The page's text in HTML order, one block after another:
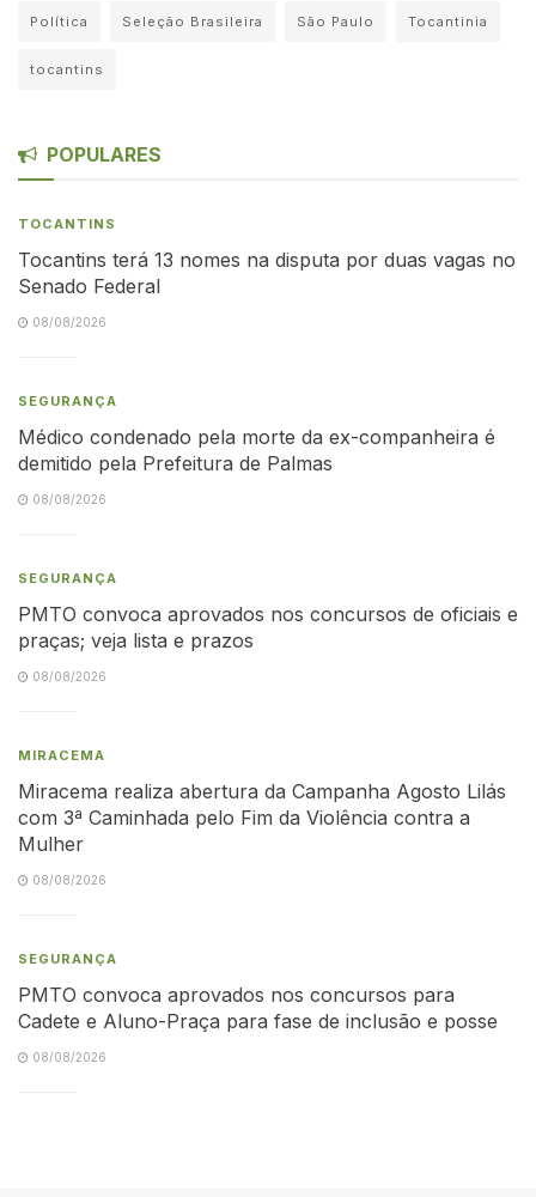
Política Seleção Brasileira São Paulo Tocantinia
tocantins
POPULARES
TOCANTINS
Tocantins terá 13 nomes na disputa por duas vagas no
Senado Federal
08/08/2026
SEGURANÇA
Médico condenado pela morte da ex-companheira é
demitido pela Prefeitura de Palmas
08/08/2026
SEGURANÇA
PMTO convoca aprovados nos concursos de oficiais e
praças; veja lista e prazos
08/08/2026
MIRACEMA
Miracema realiza abertura da Campanha Agosto Lilás
com 3ª Caminhada pelo Fim da Violência contra a
Mulher
08/08/2026
SEGURANÇA
PMTO convoca aprovados nos concursos para
Cadete e Aluno-Praça para fase de inclusão e posse
08/08/2026